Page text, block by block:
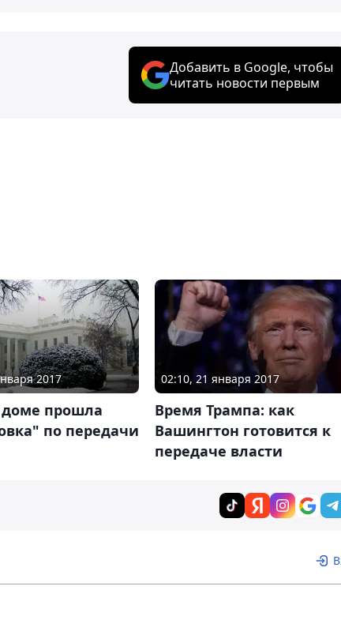
Добавить в Google, чтобы
читать новости первым
2017
прошла
по передачи
02:10, 21 января 2017
Время Трампа: как
Вашингтон готовится к
передаче власти